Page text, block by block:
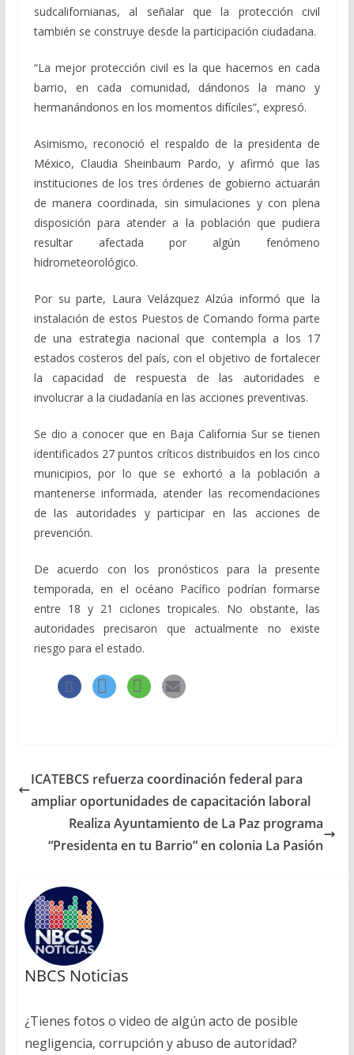
sudcalifornianas, al señalar que la protección civil
también se construye desde la participación ciudadana.
“La mejor protección civil es la que hacemos en cada
barrio, en cada comunidad, dándonos la mano y
hermanándonos en los momentos difíciles”, expresó.
Asimismo, reconoció el respaldo de la presidenta de
México, Claudia Sheinbaum Pardo, y afirmó que las
instituciones de los tres órdenes de gobierno actuarán
de manera coordinada, sin simulaciones y con plena
disposición para atender a la población que pudiera
resultar afectada por algún fenómeno
hidrometeorológico.
Por su parte, Laura Velázquez Alzúa informó que la
instalación de estos Puestos de Comando forma parte
de una estrategia nacional que contempla a los 17
estados costeros del país, con el objetivo de fortalecer
la capacidad de respuesta de las autoridades e
involucrar a la ciudadanía en las acciones preventivas.
Se dio a conocer que en Baja California Sur se tienen
identificados 27 puntos críticos distribuidos en los cinco
municipios, por lo que se exhortó a la población a
mantenerse informada, atender las recomendaciones
de las autoridades y participar en las acciones de
prevención.
De acuerdo con los pronósticos para la presente
temporada, en el océano Pacífico podrían formarse
entre 18 y 21 ciclones tropicales. No obstante, las
autoridades precisaron que actualmente no existe
riesgo para el estado.
ICATEBCS refuerza coordinación federal para
ampliar oportunidades de capacitación laboral
Realiza Ayuntamiento de La Paz programa
“Presidenta en tu Barrio” en colonia La Pasión
NBCS Noticias
¿Tienes fotos o video de algún acto de posible
negligencia, corrupción y abuso de autoridad?